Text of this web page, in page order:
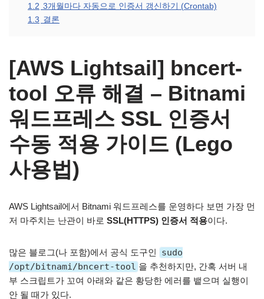
1.2 3개월마다 자동으로 인증서 갱신하기 (Crontab)
1.3 결론
[AWS Lightsail] bncert-
tool 오류 해결 – Bitnami
워드프레스 SSL 인증서
수동 적용 가이드 (Lego
사용법)
AWS Lightsail에서 Bitnami 워드프레스를 운영하다 보면 가장 먼
저 마주치는 난관이 바로 SSL(HTTPS) 인증서 적용이다.
많은 블로그(나 포함)에서 공식 도구인
sudo
/opt/bitnami/bncert-tool 을 추천하지만, 간혹 서버 내
부 스크립트가 꼬여 아래와 같은 황당한 에러를 뱉으며 실행이
안 될 때가 있다.